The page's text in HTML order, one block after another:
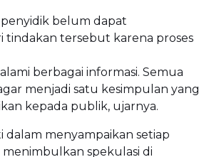
belum dapat
tindakan tersebut karena proses
berbagai informasi. Semua
menjadi satu kesimpulan yang
kepada publik, ujarnya.
dalam menyampaikan setiap
spekulasi di